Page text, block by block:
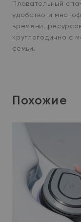
Плавательный
удобство и
времени,
круглогодично с
семьи.
Похожие